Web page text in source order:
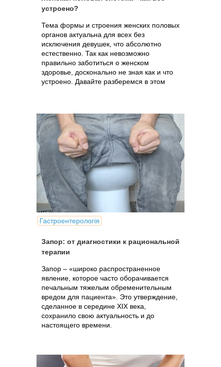
устроено?
Тема формы и строения женских половых
органов актуальна для всех без
исключения девушек, что абсолютно
естественно. Так как невозможно
правильно заботиться о женском
здоровье, досконально не зная как и что
устроено. Давайте разберемся в этом
Гастроентерологія
Запор: от диагностики к рациональной
терапии
Запор – «широко распространенное
явление, которое часто оборачивается
печальным тяжелым обременительным
вредом для пациента». Это утверждение,
сделанное в середине XIX века,
сохранило свою актуальность и до
настоящего времени.